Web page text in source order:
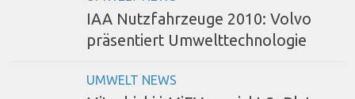
IAA Nutzfahrzeuge 2010: Volvo
präsentiert Umwelttechnologie
UMWELT NEWS